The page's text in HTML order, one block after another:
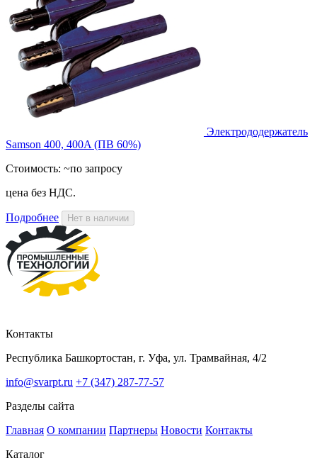
Электрододержатель
Samson 400, 400A (ПВ 60%)
Стоимость: ~по запросу
цена без НДС.
Подробнее Нет в наличии
Контакты
Республика Башкортостан, г. Уфа, ул. Трамвайная, 4/2
info@svarpt.ru +7 (347) 287-77-57
Разделы сайта
Главная О компании Партнеры Новости Контакты
Каталог